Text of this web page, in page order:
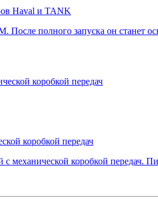
Haval и TANK
После полного запуска он станет
коробкой передач
с механической коробкой